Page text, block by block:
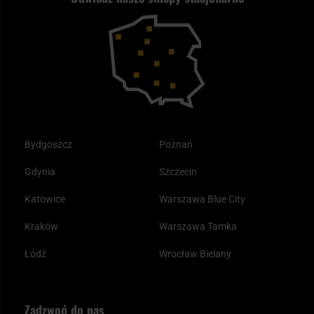
Reklamacje i gwarancja
Bydgoszcz
Gdynia
Katowice
Kraków
Łódź
Poznań
Szczecin
Warszawa Blue City
Warszawa Tamka
Wrocław Bielany
Plecak ewakuacyjny preppersa
Zadzwoń do nas